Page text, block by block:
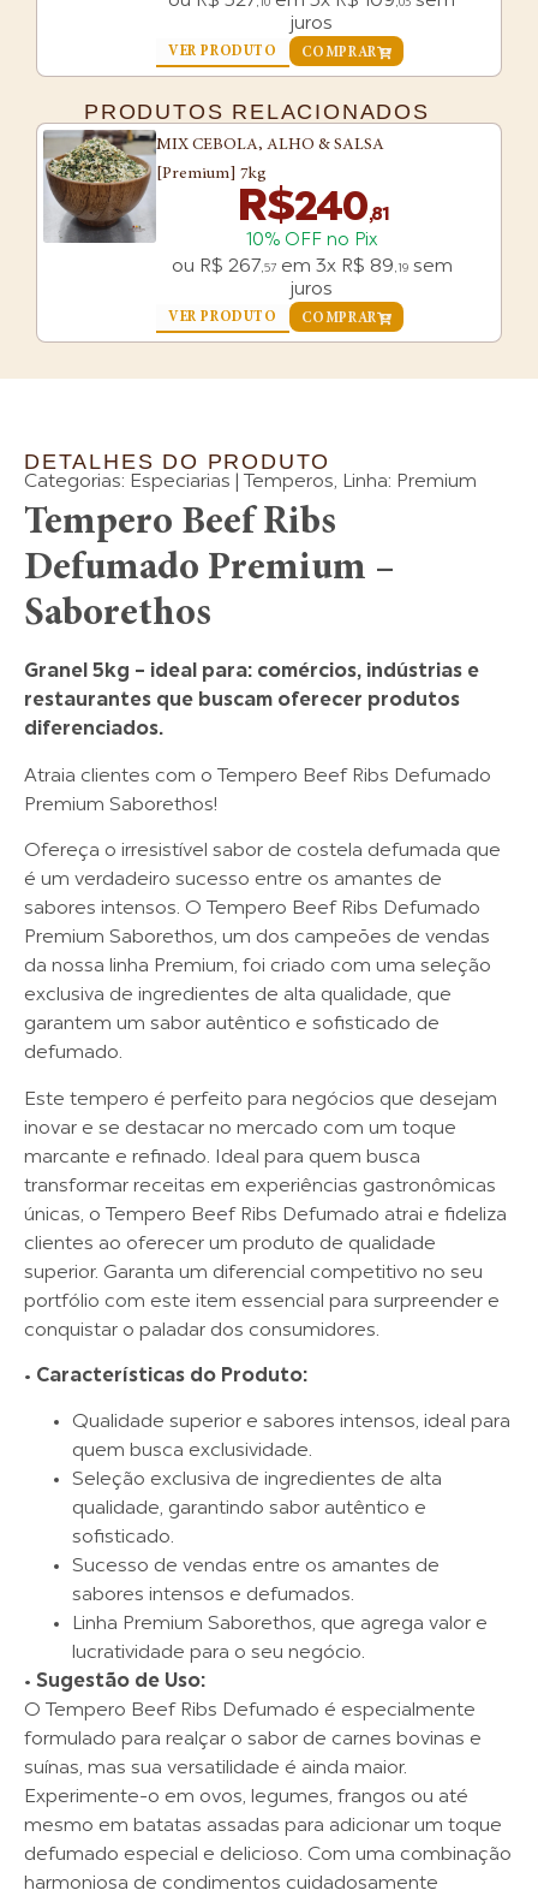
,10 ,03
juros
VER PRODUTO COMPRAR
PRODUTOS RELACIONADOS
MIX CEBOLA, ALHO & SALSA
[Premium] 7kg
R$240,81
10% OFF no Pix
ou R$ 267,57em 3x R$ 89 ,19sem
juros
VER PRODUTO COMPRAR
DETALHES DO PRODUTO
Categorias: Especiarias | Temperos, Linha: Premium
Tempero Beef Ribs
Defumado Premium –
Saborethos
Granel 5kg – ideal para: comércios, indústrias e
restaurantes que buscam oferecer produtos
diferenciados.
Atraia clientes com o Tempero Beef Ribs Defumado
Premium Saborethos!
Ofereça o irresistível sabor de costela defumada que
é um verdadeiro sucesso entre os amantes de
sabores intensos. O Tempero Beef Ribs Defumado
Premium Saborethos, um dos campeões de vendas
da nossa linha Premium, foi criado com uma seleção
exclusiva de ingredientes de alta qualidade, que
garantem um sabor autêntico e sofisticado de
defumado.
Este tempero é perfeito para negócios que desejam
inovar e se destacar no mercado com um toque
marcante e refinado. Ideal para quem busca
transformar receitas em experiências gastronômicas
únicas, o Tempero Beef Ribs Defumado atrai e fideliza
clientes ao oferecer um produto de qualidade
superior. Garanta um diferencial competitivo no seu
portfólio com este item essencial para surpreender e
conquistar o paladar dos consumidores.
• Características do Produto:
Qualidade superior e sabores intensos, ideal para
quem busca exclusividade.
Seleção exclusiva de ingredientes de alta
qualidade, garantindo sabor autêntico e
sofisticado.
Sucesso de vendas entre os amantes de
sabores intensos e defumados.
Linha Premium Saborethos, que agrega valor e
lucratividade para o seu negócio.
• Sugestão de Uso:
O Tempero Beef Ribs Defumado é especialmente
formulado para realçar o sabor de carnes bovinas e
suínas, mas sua versatilidade é ainda maior.
Experimente-o em ovos, legumes, frangos ou até
mesmo em batatas assadas para adicionar um toque
defumado especial e delicioso. Com uma combinação
harmoniosa de condimentos cuidadosamente